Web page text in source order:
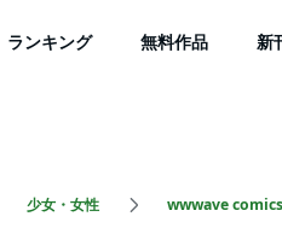
ランキング 無料作品 新
少女・女性 wwwave comics